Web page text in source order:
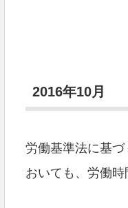
2016年10月
労働基準法に基
おいても、労働